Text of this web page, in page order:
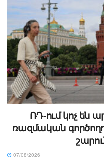
ՌԴ-ում կոչ են
ռազմական
07/08/2026